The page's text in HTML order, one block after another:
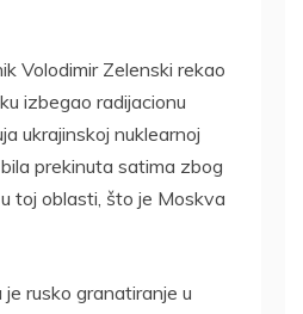
Volodimir Zelenski rekao
izbegao radijacionu
ukrajinskoj nuklearnoj
prekinuta satima zbog
toj oblasti, što je Moskva
rusko granatiranje u